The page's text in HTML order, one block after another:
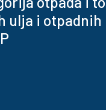
ulja i otpadnih